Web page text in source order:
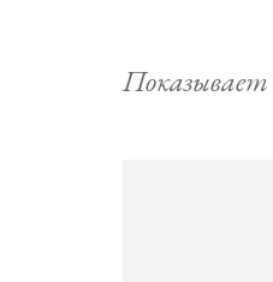
Показывает